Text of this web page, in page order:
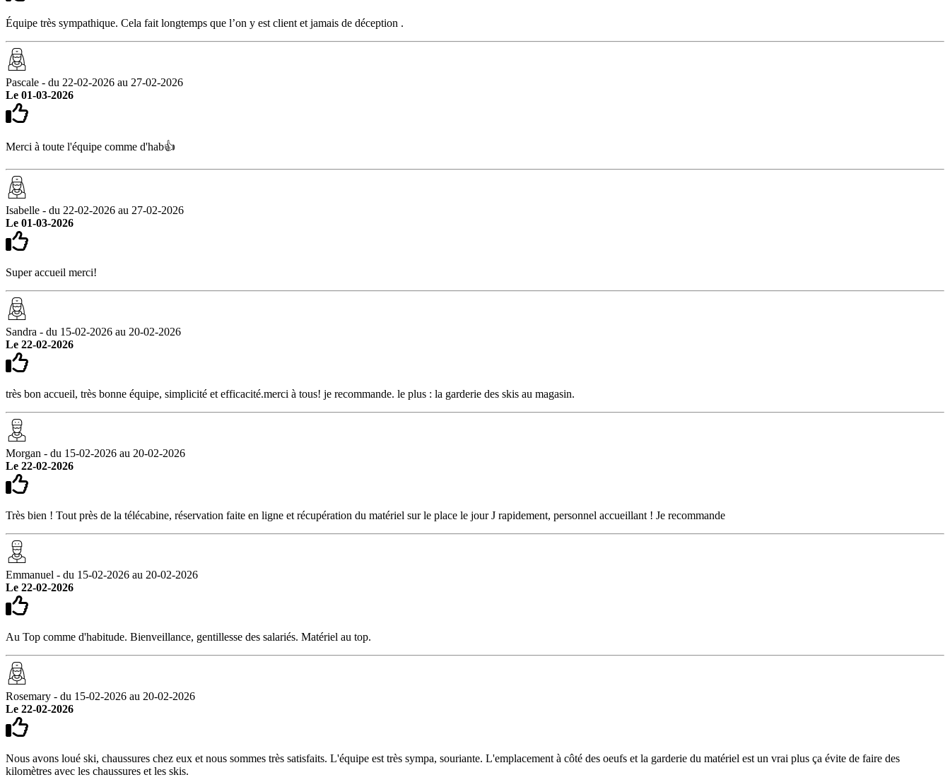
Équipe très sympathique. Cela fait longtemps que l’on y est client et jamais de déception .
Pascale - du 22-02-2026 au 27-02-2026
Le 01-03-2026
Merci à toute l'équipe comme d'hab👍
Isabelle - du 22-02-2026 au 27-02-2026
Le 01-03-2026
Super accueil merci!
Sandra - du 15-02-2026 au 20-02-2026
Le 22-02-2026
très bon accueil, très bonne équipe, simplicité et efficacité.merci à tous! je recommande. le plus : la garderie des skis au magasin.
Morgan - du 15-02-2026 au 20-02-2026
Le 22-02-2026
Très bien ! Tout près de la télécabine, réservation faite en ligne et récupération du matériel sur le place le jour J rapidement, personnel accueillant ! Je recommande
Emmanuel - du 15-02-2026 au 20-02-2026
Le 22-02-2026
Au Top comme d'habitude. Bienveillance, gentillesse des salariés. Matériel au top.
Rosemary - du 15-02-2026 au 20-02-2026
Le 22-02-2026
Nous avons loué ski, chaussures chez eux et nous sommes très satisfaits. L'équipe est très sympa, souriante. L'emplacement à côté des oeufs et la garderie du matériel est un vrai plus ça évite de faire des
kilomètres avec les chaussures et les skis.